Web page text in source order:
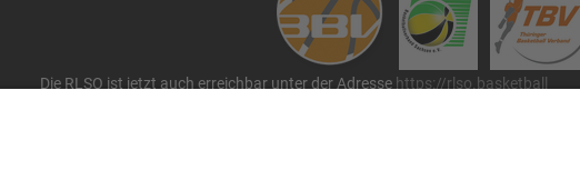
Die RLSO ist jetzt auch erreichbar unter der Adresse https://rlso.basketball